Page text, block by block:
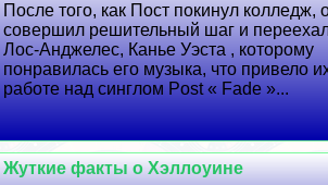
После того, как Пост покинул колледж,
совершил решительный шаг и
Лос-Анджелес, Канье Уэста , которому
понравилась его музыка, что привело
работе над синглом Post « Fade »...
Жуткие факты о Хэллоуине